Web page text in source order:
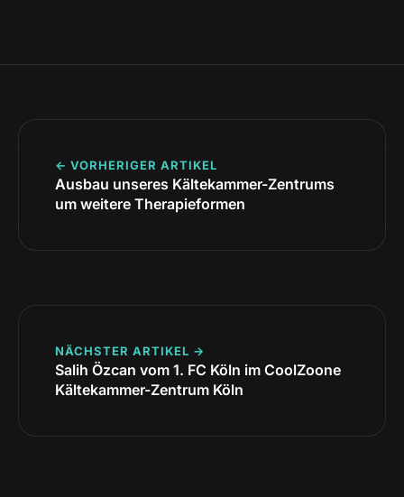
← VORHERIGER ARTIKEL
Ausbau unseres Kältekammer-Zentrums
um weitere Therapieformen
NÄCHSTER ARTIKEL →
Salih Özcan vom 1. FC Köln im CoolZoone
Kältekammer-Zentrum Köln